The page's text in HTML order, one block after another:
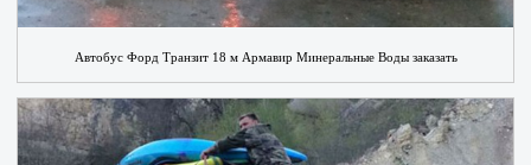
Автобус Форд Транзит 18 м Армавир Минеральные Воды заказать